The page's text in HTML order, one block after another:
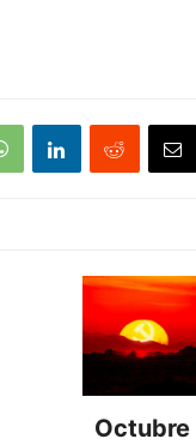
Octubre